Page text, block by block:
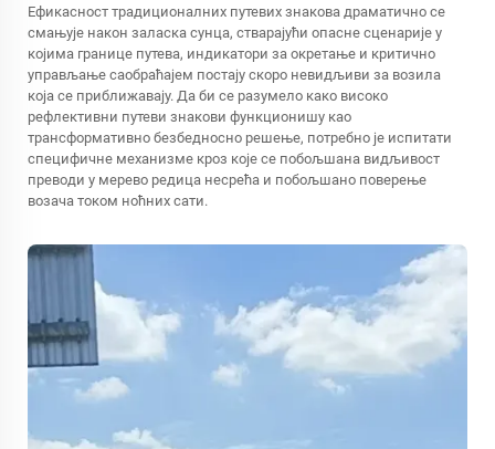
Ефикасност традиционалних путевих знакова драматично се
смањује након заласка сунца, стварајући опасне сценарије у
којима границе путева, индикатори за окретање и критично
управљање саобраћајем постају скоро невидљиви за возила
која се приближавају. Да би се разумело како високо
рефлективни путеви знакови функционишу као
трансформативно безбедносно решење, потребно је испитати
специфичне механизме кроз које се побољшана видљивост
преводи у мерево редица несрећа и побољшано поверење
возача током ноћних сати.